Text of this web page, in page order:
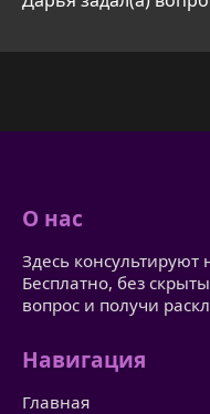
О нас
Здесь консультируют
Бесплатно, без
вопрос и получи
Навигация
Главная